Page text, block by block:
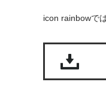
icon rainbowで